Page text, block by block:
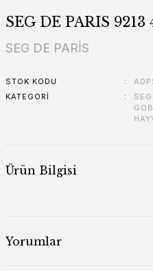
SEG DE PARIS 9213
SEG DE PARİS
STOK KODU
KATEGORI
Ürün Bilgisi
Yorumlar